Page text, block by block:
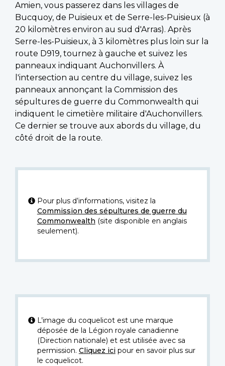
Amien, vous passerez dans les villages de
Bucquoy, de Puisieux et de Serre-les-Puisieux (à
20 kilomètres environ au sud d'Arras). Après
Serre-les-Puisieux, à 3 kilomètres plus loin sur la
route D919, tournez à gauche et suivez les
panneaux indiquant Auchonvillers. À
l'intersection au centre du village, suivez les
panneaux annonçant la Commission des
sépultures de guerre du Commonwealth qui
indiquent le cimetière militaire d'Auchonvillers.
Ce dernier se trouve aux abords du village, du
côté droit de la route.
Pour plus d’informations, visitez la
Commission des sépultures de guerre du
Commonwealth (site disponible en anglais
seulement).
L’image du coquelicot est une marque
déposée de la Légion royale canadienne
(Direction nationale) et est utilisée avec sa
permission. Cliquez icipour en savoir plus sur
le coquelicot.